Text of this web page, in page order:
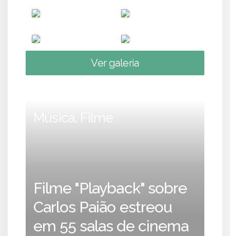
Ver galeria
Música, Filme
Filme "Playback" sobre
Carlos Paião estreou
em 55 salas de cinema